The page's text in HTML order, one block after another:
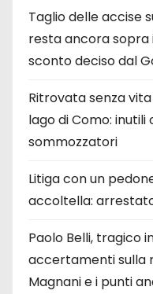
Taglio delle accise
resta ancora sopra
sconto deciso dal
Ritrovata senza
lago di Como:
sommozzatori
Litiga con un
accoltella:
Paolo Belli, tragico
accertamenti sulla
Magnani e i punti